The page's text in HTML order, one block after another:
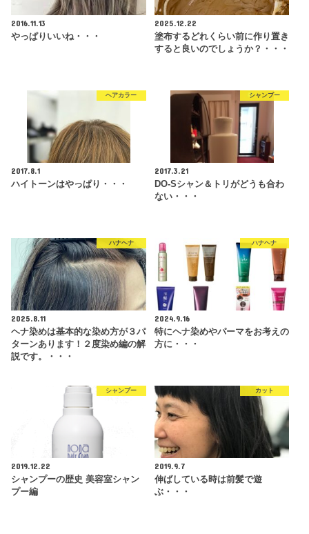
2016.11.13
やっぱりいいね・・・
2025.12.22
塗布するどれくらい前に作り置き
すると良いのでしょうか？・・・
ヘアカラー
2017.8.1
ハイトーンはやっぱり・・・
シャンプー
2017.3.21
DO-Sシャン＆トリがどうも合わ
ない・・・
ハナヘナ
2025.8.11
ヘナ染めは基本的な染め方が３パ
ターンあります！２度染め編の解
説です。・・・
ハナヘナ
2024.9.16
特にヘナ染めやパーマをお考えの
方に・・・
シャンプー
2019.12.22
シャンプーの歴史 美容室シャン
プー編
カット
2019.9.7
伸ばしている時は前髪で遊
ぶ・・・